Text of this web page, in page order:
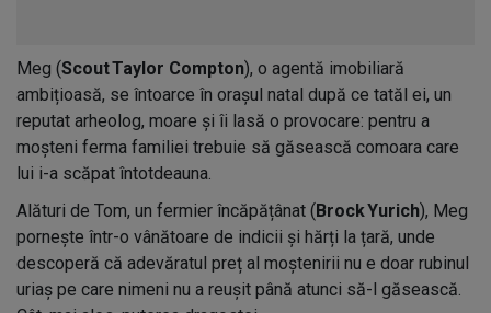
Meg (Scout Taylor Compton), o agentă imobiliară
ambițioasă, se întoarce în orașul natal după ce tatăl ei, un
reputat arheolog, moare și îi lasă o provocare: pentru a
moșteni ferma familiei trebuie să găsească comoara care
lui i-a scăpat întotdeauna.
Alături de Tom, un fermier încăpățânat ( Brock Yurich), Meg
pornește într-o vânătoare de indicii și hărți la țară, unde
descoperă că adevăratul preț al moștenirii nu e doar rubinul
uriaș pe care nimeni nu a reușit până atunci să-l găsească.